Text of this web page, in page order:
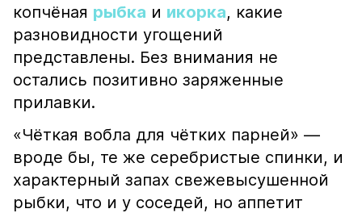
копчёная рыбка и икорка, какие
разновидности угощений
представлены. Без внимания не
остались позитивно заряженные
прилавки.
«Чёткая вобла для чётких парней» —
вроде бы, те же серебристые спинки, и
характерный запах свежевысушенной
рыбки, что и у соседей, но аппетит